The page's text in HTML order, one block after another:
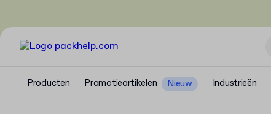
Producten Promotieartikelen Nieuw Industrieën